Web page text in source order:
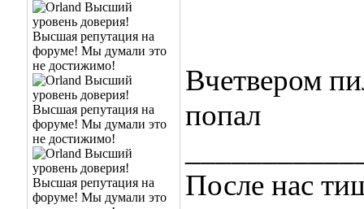
Вчетвером
попал
После нас